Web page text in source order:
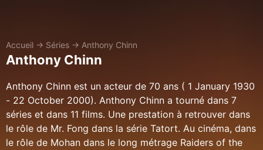
Accueil → Séries → Anthony Chinn
Anthony Chinn
Anthony Chinn est un acteur de 70 ans ( 1 January 1930
- 22 October 2000). Anthony Chinn a tourné dans 7
séries et dans 11 films. Une prestation à retrouver dans
le rôle de Mr. Fong dans la série Tatort. Au cinéma, dans
le rôle de Mohan dans le long métrage Raiders of the